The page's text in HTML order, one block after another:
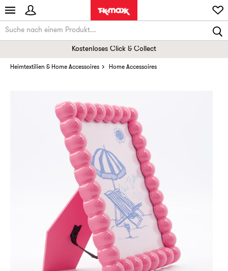
Kostenloses Click & Collect
Heimtextilien & Home Accessoires Home Accessoires